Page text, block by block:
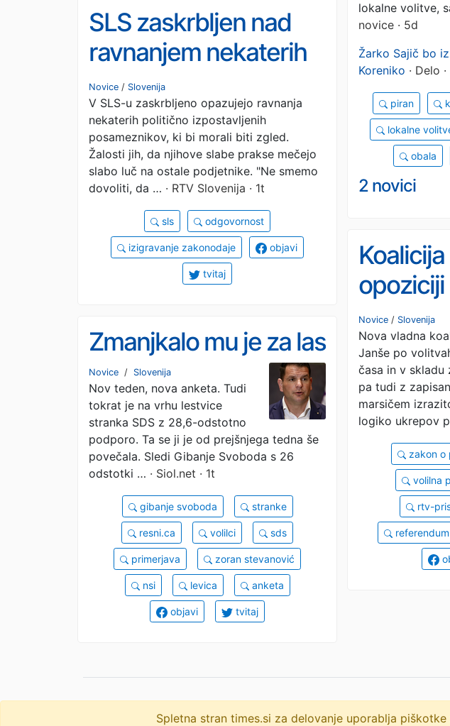
lokalne volitve,
novice · 5d
Žarko Sajič bo
Koreniko · Delo
piran
lokalne
obala
2 novici
SLS zaskrbljen nad
ravnanjem nekaterih
politično
izpostavljenih
posameznikov
Novice / Slovenija
V SLS-u zaskrbljeno opazujejo ravnanja
nekaterih politično izpostavljenih
posameznikov, ki bi morali biti zgled.
Žalosti jih, da njihove slabe prakse mečejo
slabo luč na ostale podjetnike. "Ne smemo
dovoliti, da … · RTV Slovenija · 1t
sls odgovornost
izigravanje zakonodaje objavi
tvitaj
se ji
Novice / Slovenija
Nova vladna
Janše po
časa in v skladu
pa tudi z
marsičem
logiko ukrepov
zakon o
volilna
rtv-
referendum
Zmanjkalo mu je za las
Novice / Slovenija
Nov teden, nova anketa. Tudi
tokrat je na vrhu lestvice
stranka SDS z 28,6-odstotno
podporo. Ta se ji je od prejšnjega tedna še
povečala. Sledi Gibanje Svoboda s 26
odstotki … · Siol.net · 1t
gibanje svoboda stranke
resni.ca volilci sds
primerjava zoran stevanović
nsi levica anketa
objavi tvitaj
Spletna stran times.si za delovanje uporablja
© 2009-2026 times.si